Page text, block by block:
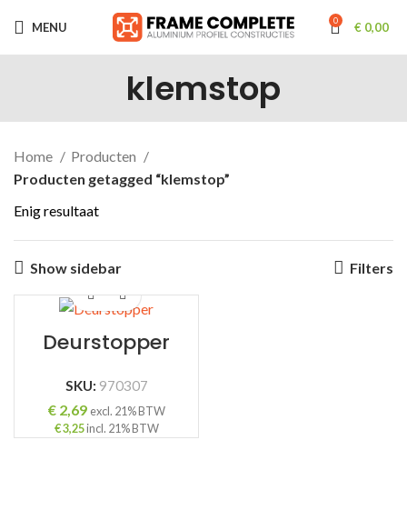
MENU 0 € 0,00
klemstop
Home
Producten
Producten getagged “klemstop”
Enig resultaat
Show sidebar Filters
Deurstopper
SKU: 970307
€2,69 excl. 21% BTW
€3,25incl. 21% BTW